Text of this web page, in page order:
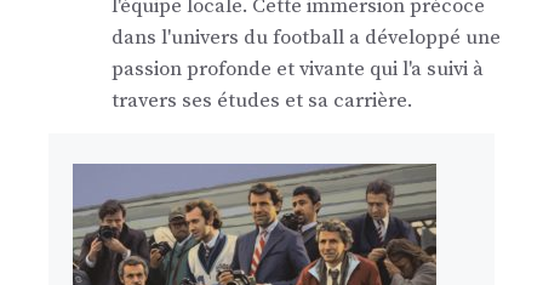
l'équipe locale. Cette immersion précoce
dans l'univers du football a développé une
passion profonde et vivante qui l'a suivi à
travers ses études et sa carrière.